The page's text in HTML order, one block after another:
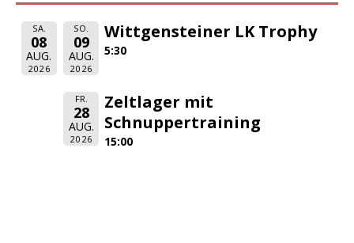
SA.
08
AUG.
2026
SO.
09
AUG.
2026
Wittgensteiner LK Trophy
5:30
FR.
28
AUG.
2026
Zeltlager mit
Schnuppertraining
15:00